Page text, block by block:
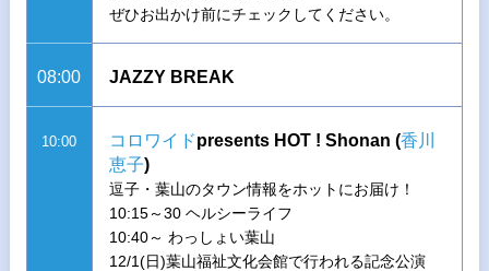
ぜひお出かけ前にチェックしてください。
08:00 JAZZY BREAK
10:00 コロワイドpresents HOT ! Shonan (香川
恵子)
逗子・葉山のタウン情報をホットにお届け！
10:15～30 ヘルシーライフ
10:40～ わっしょい葉山
12/1(日)葉山福祉文化会館で行われる記念公演